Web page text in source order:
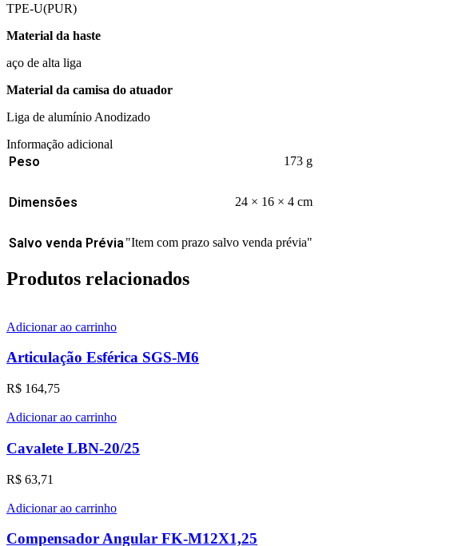
TPE-U(PUR)
Material da haste
aço de alta liga
Material da camisa do atuador
Liga de alumínio Anodizado
Informação adicional
Peso 173 g
Dimensões 24 × 16 × 4 cm
Salvo venda Prévia"Item com prazo salvo venda prévia"
Produtos relacionados
Adicionar ao carrinho
Articulação Esférica SGS-M6
R$ 164,75
Adicionar ao carrinho
Cavalete LBN-20/25
R$ 63,71
Adicionar ao carrinho
Compensador Angular FK-M12X1,25